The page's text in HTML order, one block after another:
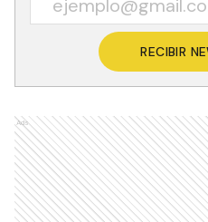
RECIBIR
Ads